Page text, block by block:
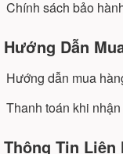
dạng của khách
Inox và hợp kim
Chính sách bảo
Hướng Dẫn
Hướng dẫn mua
Thanh toán khi
Thông Tin Liên